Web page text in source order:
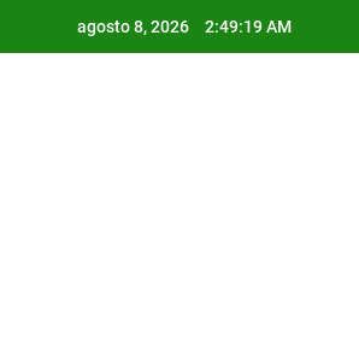
agosto 8, 2026 2:49:20 AM